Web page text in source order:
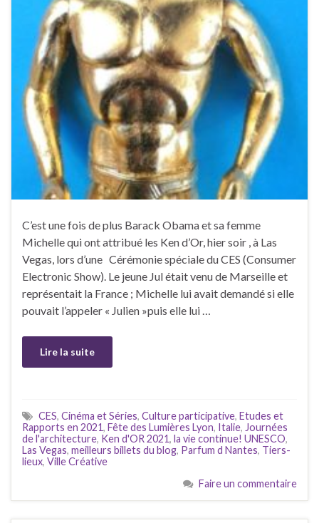
C’est une fois de plus Barack Obama et sa femme
Michelle qui ont attribué les Ken d’Or, hier soir , à Las
Vegas, lors d’une Cérémonie spéciale du CES (Consumer
Electronic Show). Le jeune Jul était venu de Marseille et
représentait la France ; Michelle lui avait demandé si elle
pouvait l’appeler « Julien »puis elle lui …
Lire la suite
CES, Cinéma et Séries, Culture participative, Etudes et
Rapports en 2021, Fête des Lumières Lyon, Italie, Journées
de l'architecture, Ken d'OR 2021, la vie continue! UNESCO,
Las Vegas, meilleurs billets du blog, Parfum d Nantes, Tiers-
lieux, Ville Créative
Faire un commentaire